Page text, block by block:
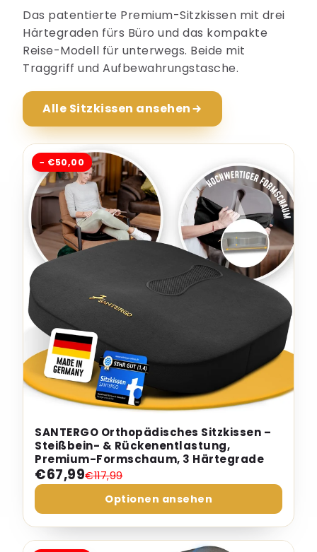
Das patentierte Premium-Sitzkissen mit drei
Härtegraden fürs Büro und das kompakte
Reise-Modell für unterwegs. Beide mit
Traggriff und Aufbewahrungstasche.
Alle Sitzkissen ansehen
− €50,00
SANTERGO Orthopädisches Sitzkissen –
Steißbein- & Rückenentlastung,
Premium-Formschaum, 3 Härtegrade
€67,99€117,99
Optionen ansehen